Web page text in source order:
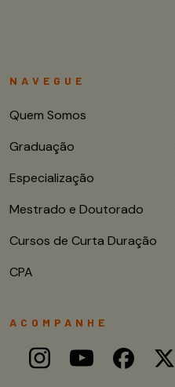
NAVEGUE
Quem Somos
Graduação
Especialização
Mestrado e Doutorado
Cursos de Curta Duração
CPA
ACOMPANHE